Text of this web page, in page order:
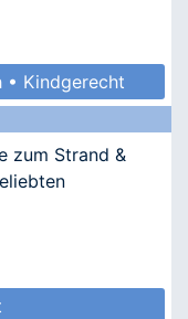
• Kindgerecht
zum Strand &